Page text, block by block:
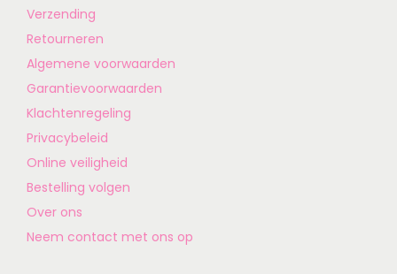
Verzending
Retourneren
Algemene voorwaarden
Garantievoorwaarden
Klachtenregeling
Privacybeleid
Online veiligheid
Bestelling volgen
Over ons
Neem contact met ons op